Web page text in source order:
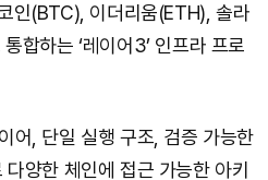
인(BTC), 이더리움(ETH), 솔라
합하는 ‘레이어3’ 인프라 프로
어, 단일 실행 구조, 검증 가능한
양한 체인에 접근 가능한 아키